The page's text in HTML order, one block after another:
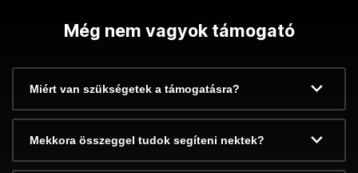
Még nem vagyok támogató
Miért van szükségetek a támogatásra?
Mekkora összeggel tudok segíteni nektek?